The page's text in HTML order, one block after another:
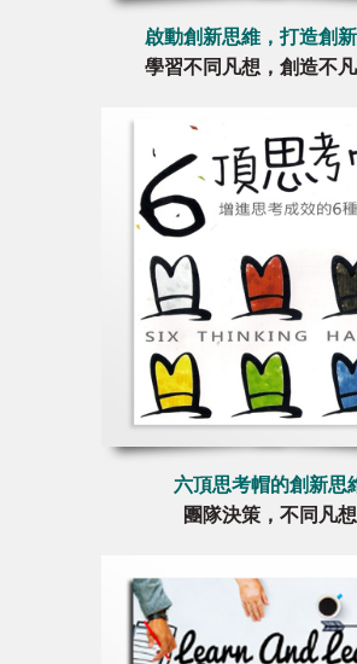
啟動創新思維，打造創
學習不同凡想，創造不
六頂思考帽的創新思
團隊決策，不同凡想